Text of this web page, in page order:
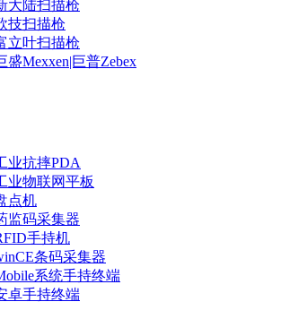
大陆扫描枪
技扫描枪
立叶扫描枪
盛Mexxen|巨普Zebex
业抗摔PDA
业物联网平板
点机
监码采集器
手持机
条码采集器
系统手持终端
卓手持终端